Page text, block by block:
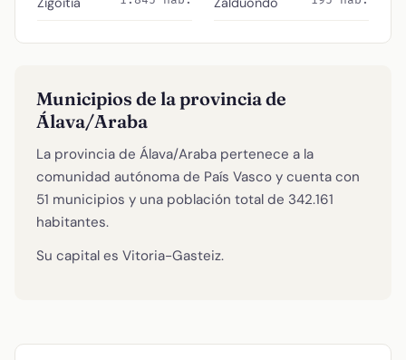
Municipios de la provincia de
Álava/Araba
La provincia de Álava/Araba pertenece a la
comunidad autónoma de País Vasco y cuenta con
51 municipios y una población total de 342.161
habitantes.
Su capital es Vitoria-Gasteiz.